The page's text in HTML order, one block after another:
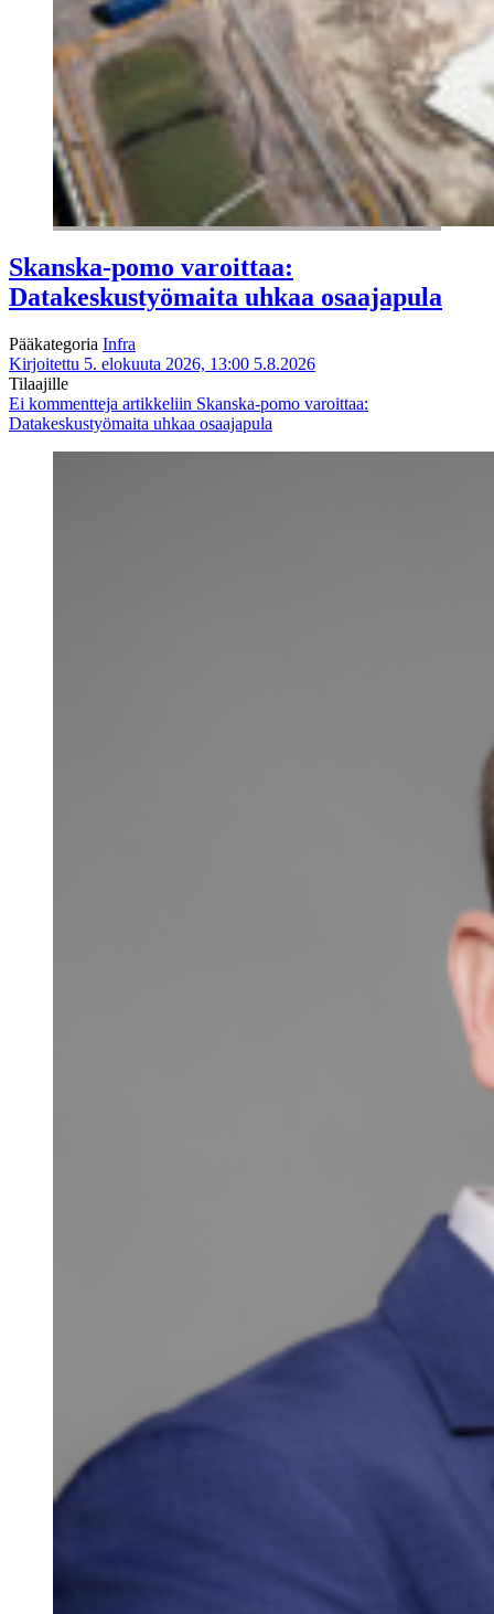
Skanska-pomo varoittaa:
Datakeskustyömaita uhkaa osaajapula
Pääkategoria Infra
Kirjoitettu 5. elokuuta 2026, 13:00 5.8.2026
Tilaajille
Ei kommentteja artikkeliin Skanska-pomo varoittaa:
Datakeskustyömaita uhkaa osaajapula